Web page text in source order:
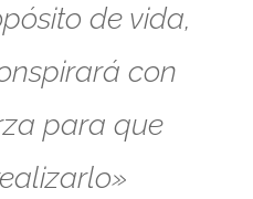
de vida,
con
para que